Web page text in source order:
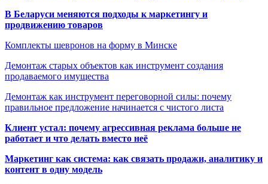
В Беларуси меняются подходы к маркетингу и
продвижению товаров
Комплекты шевронов на форму в Минске
Демонтаж старых объектов как инструмент создания
продаваемого имущества
Демонтаж как инструмент переговорной силы: почему
правильное предложение начинается с чистого листа
Клиент устал: почему агрессивная реклама больше не
работает и что делать вместо неё
Маркетинг как система: как связать продажи, аналитику и
контент в одну модель